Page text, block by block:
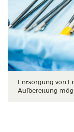
Entsorgung von
Aufbereitung